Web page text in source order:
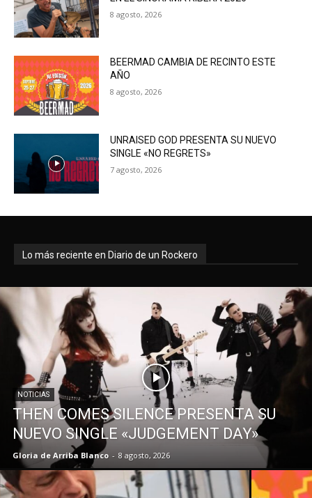
8 agosto, 2026
BEERMAD CAMBIA DE RECINTO ESTE
AÑO
8 agosto, 2026
UNRAISED GOD PRESENTA SU NUEVO
SINGLE «NO REGRETS»
7 agosto, 2026
Lo más reciente en Diario de un Rockero
NOTICIAS
THEN COMES SILENCE PRESENTA SU
NUEVO SINGLE «JUDGEMENT DAY»
Gloria de Arriba Blanco - 8 agosto, 2026